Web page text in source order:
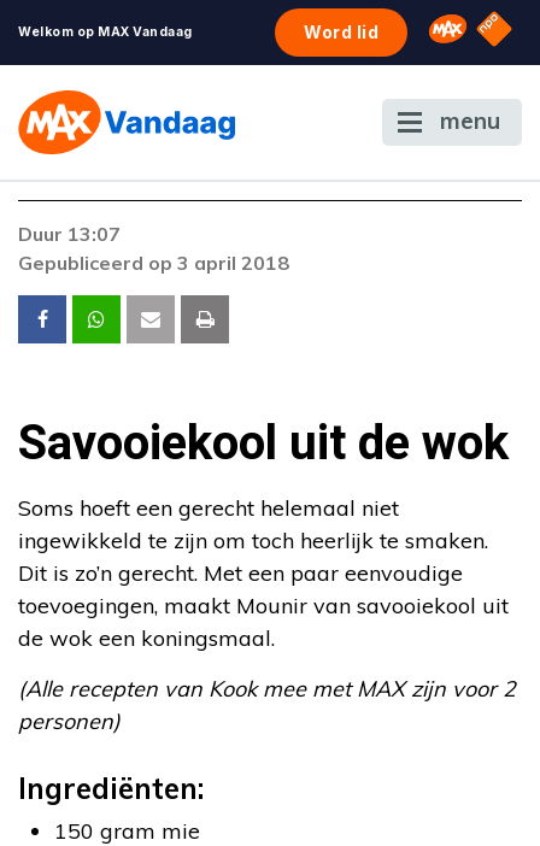
Welkom op MAX Vandaag Word lid Omroep
NPO
menu
De gewenste stream is op dit moment niet
voordoen, neem dan contact op met onze
klantenservice.
Duur 13:07
Gepubliceerd op 3 april 2018
Savooiekool uit de wok
Soms hoeft een gerecht helemaal niet
ingewikkeld te zijn om toch heerlijk te smaken.
Dit is zo’n gerecht. Met een paar eenvoudige
toevoegingen, maakt Mounir van savooiekool uit
de wok een koningsmaal.
(Alle recepten van Kook mee met MAX zijn voor 2
personen)
Ingrediënten:
150 gram mie